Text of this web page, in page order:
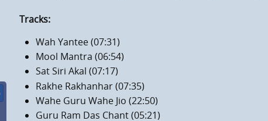
maximale Laustärke
stoppen
Tracks:
Wah Yantee (07:31)
Mool Mantra (06:54)
Sat Siri Akal (07:17)
Rakhe Rakhanhar (07:35)
Wahe Guru Wahe Jio (22:50)
Guru Ram Das Chant (05:21)